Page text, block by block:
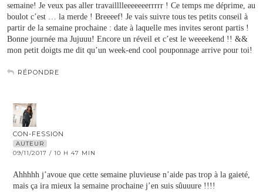
semaine! Je veux pas aller travailllleeeeeeerrrrr ! Ce temps me déprime, au
boulot c’est … la merde ! Breeeef! Je vais suivre tous tes petits conseil à
partir de la semaine prochaine : date à laquelle mes invites seront partis !
Bonne journée ma Jujuuu! Encore un réveil et c’est le weeeekend !! &&
mon petit doigts me dit qu’un week-end cool pouponnage arrive pour toi!
RÉPONDRE
CON-FESSION
AUTEUR
09/11/2017 / 10 H 47 MIN
Ahhhhh j’avoue que cette semaine pluvieuse n’aide pas trop à la gaieté,
mais ça ira mieux la semaine prochaine j’en suis sûuuure !!!!